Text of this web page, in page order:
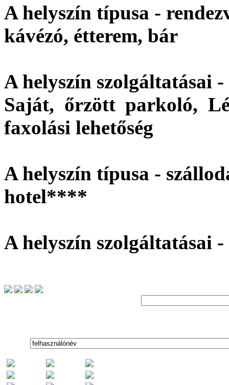
A helyszín típusa -
kávézó, étterem, bár
A helyszín szolgáltatásai
Saját, őrzött parkoló,
faxolási lehetőség
A helyszín típusa -
hotel****
A helyszín szolgáltatásai -